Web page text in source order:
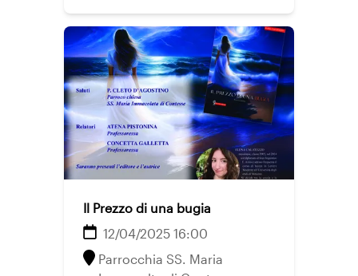
Il Prezzo di una bugia
12/04/2025 16:00
Parrocchia SS. Maria